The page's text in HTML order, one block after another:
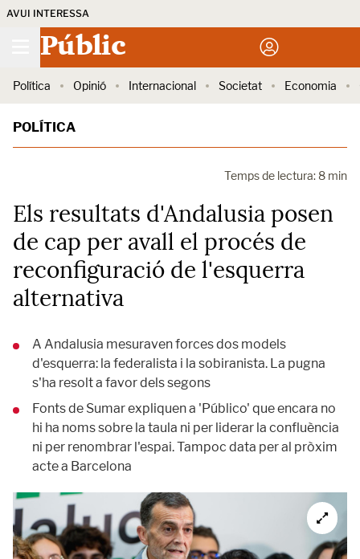
AVUI INTERESSA
Públic
Política Opinió Internacional Societat Economia
POLÍTICA
Temps de lectura: 8 min
Els resultats d'Andalusia posen
de cap per avall el procés de
reconfiguració de l'esquerra
alternativa
A Andalusia mesuraven forces dos models
d'esquerra: la federalista i la sobiranista. La pugna
s'ha resolt a favor dels segons
Fonts de Sumar expliquen a 'Público' que encara no
hi ha noms sobre la taula ni per liderar la confluència
ni per renombrar l'espai. Tampoc data per al pròxim
acte a Barcelona